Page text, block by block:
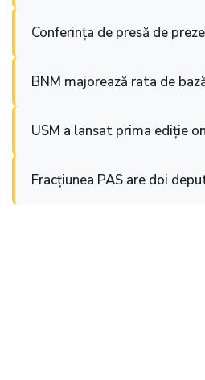
Conferința de presă de
BNM majorează rata de
USM a lansat prima ediție
Fracțiunea PAS are doi